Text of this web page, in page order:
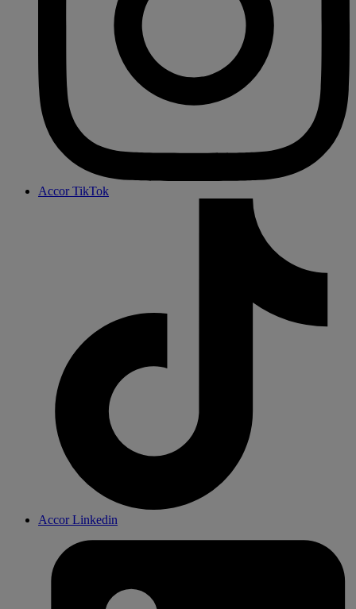
Accor TikTok
Accor Linkedin